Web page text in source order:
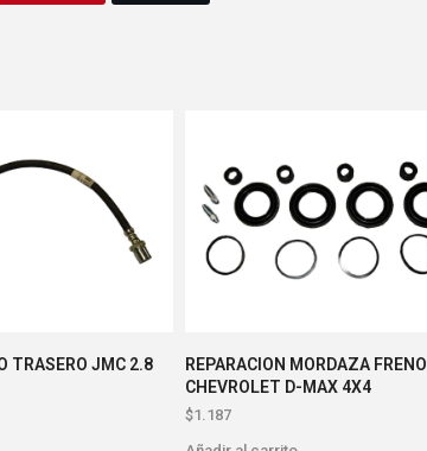
TRASERO JMC 2.8
REPARACION MORDAZA FRENO
CHEVROLET D-MAX 4X4
$1.187